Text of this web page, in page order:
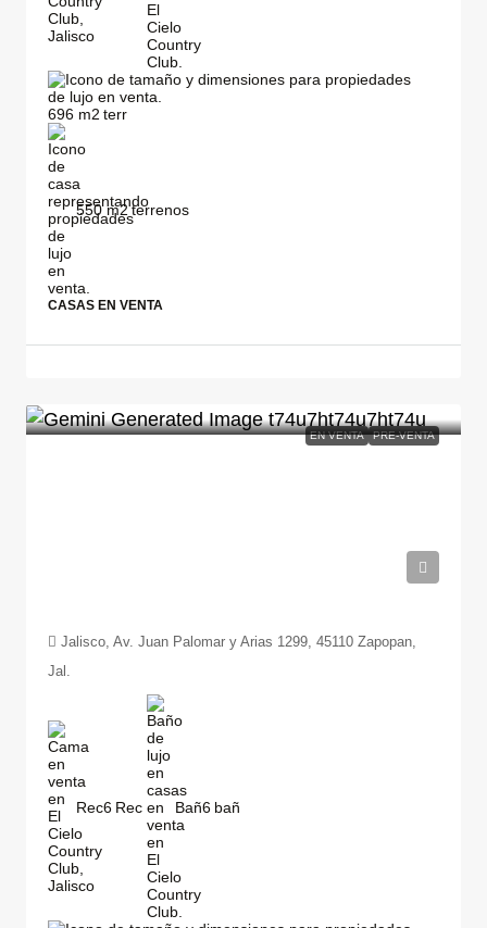
696 m2
550 m2
CASAS EN VENTA
EN VENTA PRE-VENTA
Jalisco, Av. Juan Palomar y Arias 1299, 45110 Zapopan,
Jal.
Rec6 Bañ6